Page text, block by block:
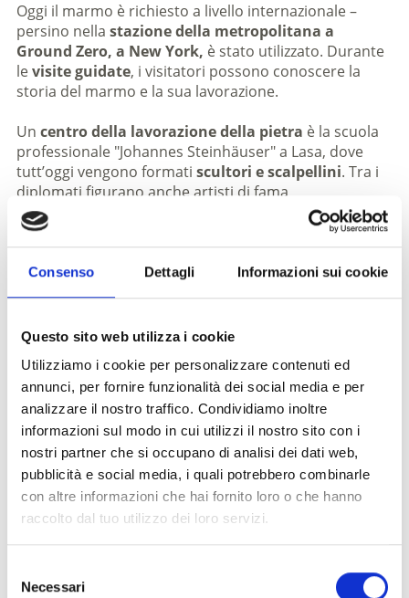
Consenso Dettagli Informazioni sui cookie
Questo sito web utilizza i cookie
Utilizziamo i cookie per personalizzare contenuti ed
annunci, per fornire funzionalità dei social media e per
analizzare il nostro traffico. Condividiamo inoltre
informazioni sul modo in cui utilizzi il nostro sito con i
nostri partner che si occupano di analisi dei dati web,
pubblicità e social media, i quali potrebbero combinarle
con altre informazioni che hai fornito loro o che hanno
raccolto dal tuo utilizzo dei loro servizi.
delNecessari
Oggi il marmo è richiesto a livello internazionale –
persino nella stazione della metropolitana a
Ground Zero, a New York, è stato utilizzato. Durante
levisite guidate, i visitatori possono conoscere la
storia del marmo e la sua lavorazione.
Un centro della lavorazione della pietra è la scuola
professionale "Johannes Steinhäuser" a Lasa, dove
tutt’oggi vengono formati scultori e scalpellini. Tra i
diplomati figurano anche artisti di fama
internazionale come il duo
Venske & Spänle.
Anche altri artisti hanno contribuito a plasmare il
ricco patrimonio culturale della Val Venosta. Primo
fra tuttiPaul Flora
settimanale Die Zeit. IlMuseo Paul Flora
e alla sua opera.
SCOPRI DI PIÙ